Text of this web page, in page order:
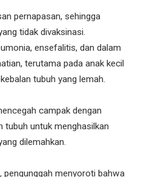
pernapasan, sehingga
tidak divaksinasi.
ensefalitis, dan dalam
terutama pada anak kecil
tubuh yang lemah.
campak dengan
tubuh untuk menghasilkan
dilemahkan.
pengunggah menyoroti bahwa